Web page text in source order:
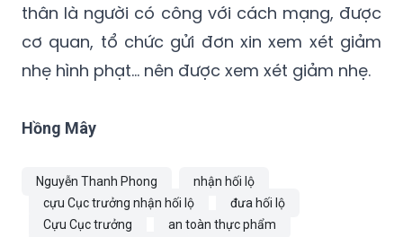
thân là người có công với cách mạng, được
cơ quan, tổ chức gửi đơn xin xem xét giảm
nhẹ hình phạt… nên được xem xét giảm nhẹ.
Hồng Mây
Nguyễn Thanh Phong
nhận hối lộ
cựu Cục trưởng nhận hối lộ
đưa hối lộ
Cựu Cục trưởng
an toàn thực phẩm